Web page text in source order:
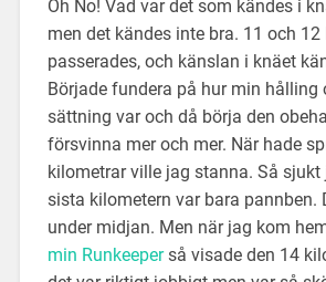
Oh No! Vad var det som kändes i
men det kändes inte bra. 11 och 12
passerades, och känslan i knäet
Började fundera på hur min hålling
sättning var och då börja den
försvinna mer och mer. När hade
kilometrar ville jag stanna. Så sjukt
sista kilometern var bara pannben.
under midjan. Men när jag kom
min Runkeeperså visade den 14